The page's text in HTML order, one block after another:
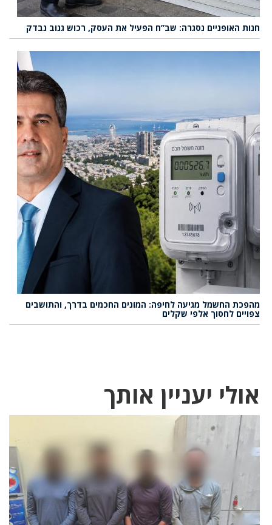
חנות האופניים נסגרה: שב”ח הפעיל את העסק, רכוש גנוב נבדק
מהפכת החשמל מגיעה לחיפה: המונים החכמים בדרך, והתושבים
צפויים לחסוך אלפי שקלים
אולי יעניין אותך